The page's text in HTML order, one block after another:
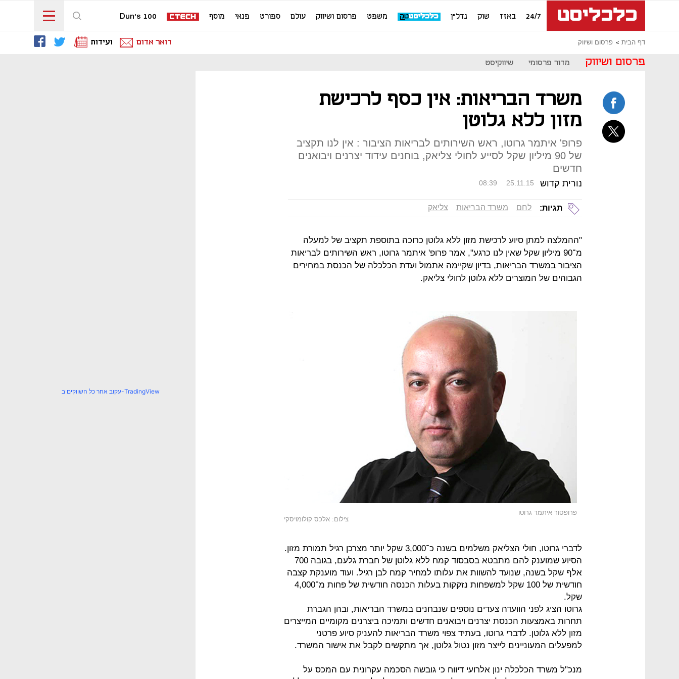
24/7 באזז שוק נדל"ן משפט פרסום ושיווק עולם ספורט פנאי מוסף Dun's 100
דף הבית פרסום ושיווק דואר אדום ועידות
פרסום ושיווק מדור פרסומי שיווקיסט
משרד הבריאות: אין כסף לרכישת
מזון ללא גלוטן
פרופ' איתמר גרוטו, ראש השירותים לבריאות הציבור : אין לנו תקציב
של 90 מיליון שקל לסייע לחולי צליאק, בוחנים עידוד יצרנים ויבואנים
חדשים
נורית קדוש 08:39 25.11.15
תגיות: לחם משרד הבריאות צליאק
"ההמלצה למתן סיוע לרכישת מזון ללא גלוטן כרוכה בתוספת תקציב של למעלה
מ־90 מיליון שקל שאין לנו כרגע", אמר פרופ' איתמר גרוטו, ראש השירותים לבריאות
הציבור במשרד הבריאות, בדיון שקיימה אתמול ועדת הכלכלה של הכנסת במחירים
הגבוהים של המוצרים ללא גלוטן לחולי צליאק.
פרופסור איתמר גרוטו
צילום: אלכס קולומויסקי
לדברי גרוטו, חולי הצליאק משלמים בשנה כ־3,000 שקל יותר מצרכן רגיל תמורת מזון.
הסיוע שמוענק להם מתבטא בסבסוד קמח ללא גלוטן של חברת גלעם, בגובה 700
אלף שקל בשנה, שנועד להשוות את עלותו למחיר קמח לבן רגיל. ועוד מוענקת קצבה
חודשית של 100 שקל למשפחות נזקקות בעלות הכנסה חודשית של פחות מ־4,000
שקל.
גרוטו הציג לפני הוועדה צעדים נוספים שנבחנים במשרד הבריאות, ובהן הגברת
תחרות באמצעות הכנסת יצרנים ויבואנים חדשים ותמיכה ביצרנים מקומיים המייצרים
מזון ללא גלוטן. לדברי גרוטו, בעתיד צפוי משרד הבריאות להעניק סיוע פרטני
למפעלים המעוניינים לייצר מזון נטול גלוטן, אך מתקשים לקבל את אישור המשרד.
מנכ"ל משרד הכלכלה ינון אלרועי דיווח כי גובשה הסכמה עקרונית עם המכס על
עקוב אחר כל השווקים ב-TradingView